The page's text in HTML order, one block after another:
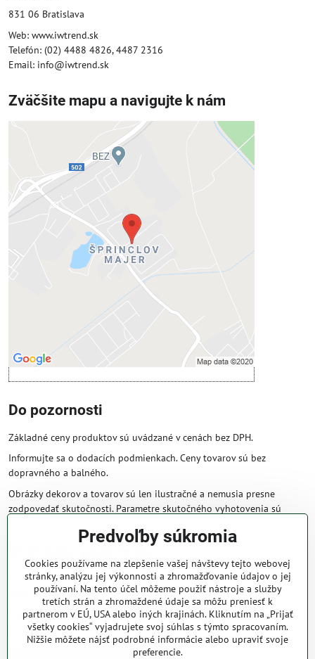
831 06 Bratislava
Web: www.iwtrend.sk
Telefón: (02) 4488 4826, 4487 2316
Email: info@iwtrend.sk
Zväčšite mapu a navigujte k nám
Externý obsah je blokovaný
Prajete si načítať externý obsah?
Povoliť tentokrát
Povoliť a zapamätať - súhlas s druhom
cookie: Funkčné
Otvoriť obsah v novom okne
Do pozornosti
Základné ceny produktov sú uvádzané v cenách bez DPH.
Informujte sa o dodacích podmienkach. Ceny tovarov sú bez
dopravného a balného.
Obrázky dekorov a tovarov sú len ilustračné a nemusia presne
zodpovedať skutočnosti. Parametre skutočného vyhotovenia sú
Obchodné podmienky
Naše obchodné podmienky zaručujú bezproblémové spracovanie
Vašej zakázky online.
V prípade, že máte s nami už dojednané obchodné podmienky, ceny a
zľavy z minulosti, platia tie, ktoré sú pre Vás výhodnejšie.
Predvoľby súkromia
Cookies používame na zlepšenie vašej návštevy tejto webovej
stránky, analýzu jej výkonnosti a zhromažďovanie údajov o jej
používaní. Na tento účel môžeme použiť nástroje a služby
tretích strán a zhromaždené údaje sa môžu preniesť k
partnerom v EÚ, USA alebo iných krajinách. Kliknutím na „Prijať
všetky cookies“ vyjadrujete svoj súhlas s týmto spracovaním.
Nižšie môžete nájsť podrobné informácie alebo upraviť svoje
preferencie.